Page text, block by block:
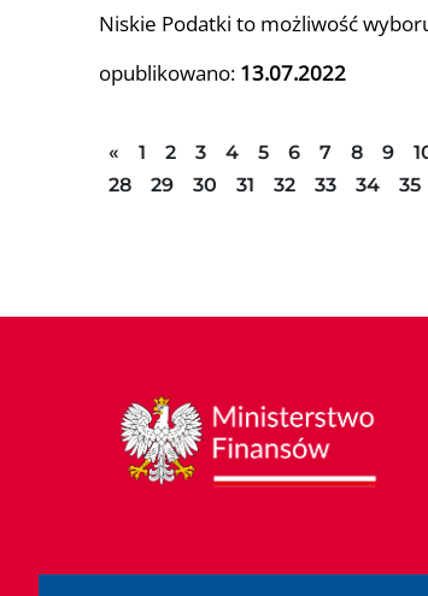
Niskie Podatki to możliwość
opublikowano: 13.07.2022
« Poprzednia strona
1 2 3 4 5 6 7 8 9
28
29 30 31 32 33 34 35